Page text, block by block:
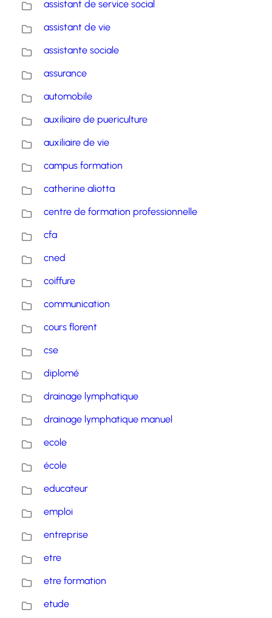
assistant de service social
assistant de vie
assistante sociale
assurance
automobile
auxiliaire de puericulture
auxiliaire de vie
campus formation
catherine aliotta
centre de formation professionnelle
cfa
cned
coiffure
communication
cours florent
cse
diplomé
drainage lymphatique
drainage lymphatique manuel
ecole
école
educateur
emploi
entreprise
etre
etre formation
etude